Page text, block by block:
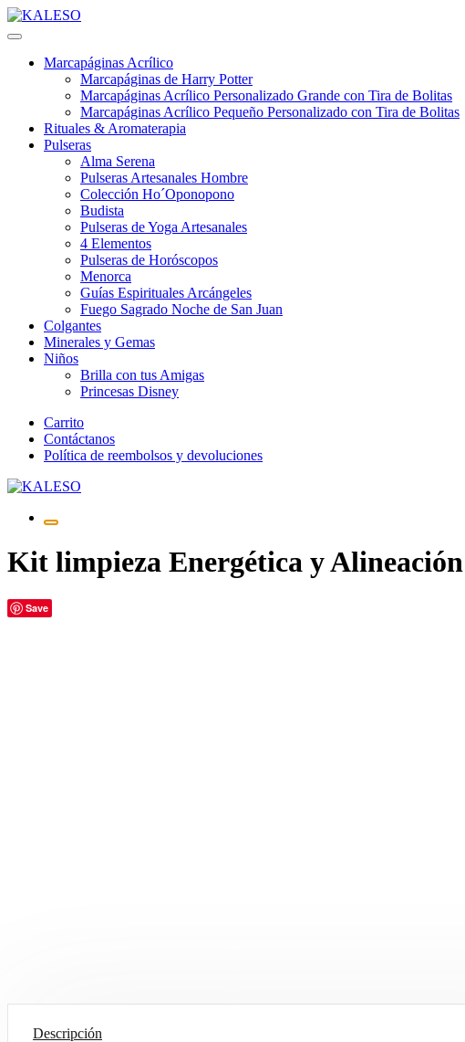
Marcapáginas Acrílico
Marcapáginas de Harry Potter
Marcapáginas Acrílico Personalizado Grande con Tira de Bolitas
Marcapáginas Acrílico Pequeño Personalizado con Tira de Bolitas
Rituales & Aromaterapia
Pulseras
Alma Serena
Pulseras Artesanales Hombre
Colección Ho´Oponopono
Budista
Pulseras de Yoga Artesanales
4 Elementos
Pulseras de Horóscopos
Menorca
Guías Espirituales Arcángeles
Fuego Sagrado Noche de San Juan
Colgantes
Minerales y Gemas
Niños
Brilla con tus Amigas
Princesas Disney
Saltar
contenido
Carrito
Contáctanos
Política de reembolsos y devoluciones
Kit limpieza Energética y
Save
Descripción